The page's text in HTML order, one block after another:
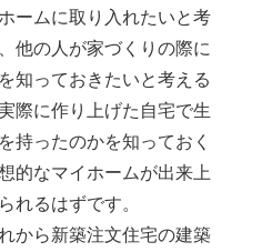
ームに取り入れたいと考
他の人が家づくりの際に
知っておきたいと考える
際に作り上げた自宅で生
持ったのかを知っておく
的なマイホームが出来上
れるはずです。
から新築注文住宅の建築